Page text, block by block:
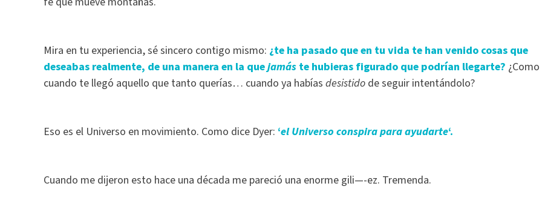
Mira en tu experiencia, sé sincero contigo mismo: ¿te ha pasado que en tu vida te han venido cosas que
deseabas realmente, de una manera en la quejamás te hubieras figurado que podrían llegarte? ¿Como
cuando te llegó aquello que tanto querías… cuando ya habías desistido de seguir intentándolo?
Eso es el Universo en movimiento. Como dice Dyer: ‘el Universo conspira para ayudarte‘.
Cuando me dijeron esto hace una década me pareció una enorme gili—-ez. Tremenda.